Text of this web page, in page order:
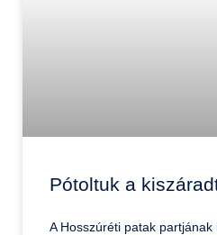
Pótoltuk a
A Hosszúréti patak partjának